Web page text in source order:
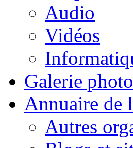
Audio
Vidéos
Galerie
Annuaire de
Autres